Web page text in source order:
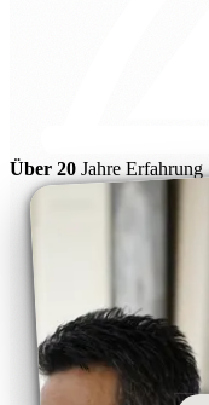
Über 20 Jahre Erfahrung